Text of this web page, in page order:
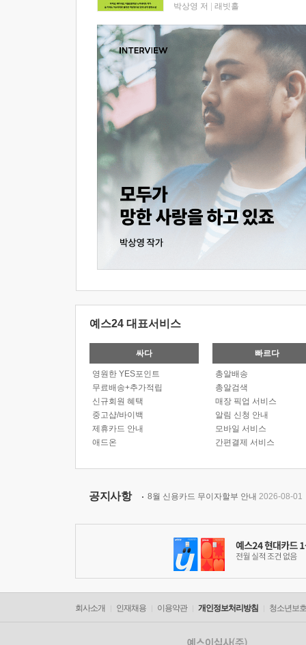
박상영 저 래빗홀
예스24 대표서비스
싸다
영원한 YES포인트
무료배송+추가적립
신규회원 혜택
중고샵/바이백
제휴카드 안내
애드온
빠르다
총알배송
총알검색
매장 픽업 서비스
알림 신청 안내
모바일 서비스
간편결제 서비스
공지사항 8월 신용카드 무이자할부 안내 2026-08-01
회사소개 인재채용 이용약관 개인정보처리방침 청소년보